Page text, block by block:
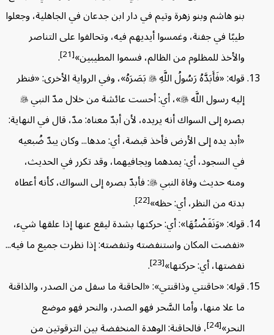
بنو هاشم وبنو زهرة وتيم في دار ابن جدعان في الجاهلية، وجعلوا
طيبًا في جفنة، وغمسوا أيديهم فيه، وتحالفوا على التناصر
والأخذ للمظلوم من الظالم، فسموا المطيبين»[21]
.
قوله: «فَأَبَدَّهُ رَسُولُ اللَّهِبَصَرَهُ»، وفي الرواية الأخرى: «فنظر
إليه رسول اللَّه»، أي: أحست عائشة من خلال مدّ النبي
بصره إلى السواك أنه يريده، لأن أبدّ معناه: مدّ، قال في النهاية:
«أبد يده إلى الأرض فأخذ قبضة، أي: مدها... وكان يبدّ ضُبعيه
في السجود، أي: يمدهما ويجافيهما، وقد تكرر في الحديث،
ومنه حديث وفاة النبي: فأبدّ بصره إلى السواك، كأنه أعطاه
بدته من النظر، أي: حظه»[22]
.
قوله: «وَنَفَضْتُهَا»: أي: حركتها بشدة ليقع عنها إذا علقها شيء،
«نفضت المكان واستنفضته وتنفضته: إذا نظرت جميع ما فيه...
نفضتها، أي: حركتها»[23]
.
قوله: «حاقنتي وذاقنتي»: «الحاقنة ما سفل من الصدر، والذاقنة
ما علا منها، وأما السَّحر فهو الصدر، والنحر فهو موضع
النحر»[24] ، فالحاقنة: الوهدة المنخفضة بين الترقوتين من